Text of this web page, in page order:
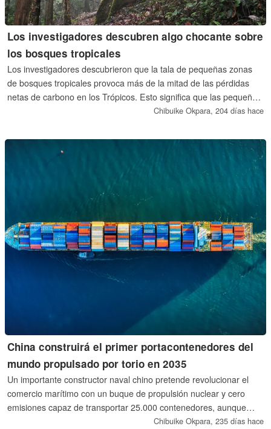
Los investigadores descubren algo chocante sobre
los bosques tropicales
Los investigadores descubrieron que la tala de pequeñas zonas
de bosques tropicales provoca más de la mitad de las pérdidas
netas de carbono en los Trópicos. Esto significa que las pequeñas
acciones realmente importan. El descubrimiento podría ser útil
Chibuike Okpara, 204 días hace
China construirá el primer portacontenedores del
mundo propulsado por torio en 2035
Un importante constructor naval chino pretende revolucionar el
comercio marítimo con un buque de propulsión nuclear y cero
emisiones capaz de transportar 25.000 contenedores, aunque
siguen existiendo obstáculos reglamentarios.Chibuike Okpara, 235 días hace